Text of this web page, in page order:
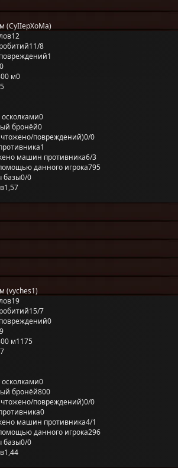
(CyIIepXoMa)
12
11/8
1
м0
5
0
бронёй0
повреждений)0/0
1
машин противника6/3
данного игрока795
базы0/0
1,57
(vyches1)
19
15/7
0
м1175
7
0
бронёй800
повреждений)0/0
0
машин противника4/1
данного игрока296
базы0/0
1,44